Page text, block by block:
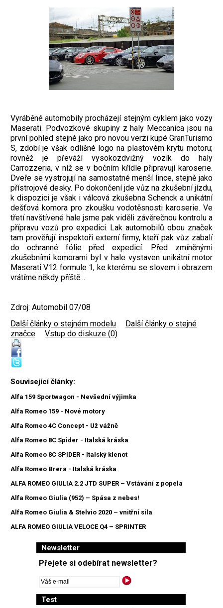
Vyráběné automobily procházejí stejným cyklem jako vozy
Maserati. Podvozkové skupiny z haly Meccanica jsou na
první pohled stejné jako pro novou verzi kupé GranTurismo
S, zdobí je však odlišné logo na plastovém krytu motoru;
rovněž je převáží vysokozdvižný vozík do haly
Carrozzeria, v níž se v bočním křídle připravují karoserie.
Dveře se vystrojují na samostatné menší lince, stejně jako
přístrojové desky. Po dokončení jde vůz na zkušební jízdu,
k dispozici je však i válcová zkušebna Schenck a unikátní
dešťová komora pro zkoušku vodotěsnosti karoserie. Ve
třetí navštívené hale jsme pak viděli závěrečnou kontrolu a
přípravu vozů pro expedici. Lak automobilů obou značek
tam prověřují inspektoři externí firmy, kteří pak vůz zabalí
do ochranné fólie před expedicí. Před zmíněnými
zkušebními komorami byl v hale vystaven unikátní motor
Maserati V12 formule 1, ke kterému se slovem i obrazem
vrátíme někdy příště…
Zdroj: Automobil 07/08
Další články o stejném modelu
Další články o stejné
značce
Vstup do diskuze (0)
Související články:
Alfa 159 Sportwagon - Nevšední výjimka
Alfa Romeo 159 - Nové motory
Alfa Romeo 4C Concept - Už vážně
Alfa Romeo 8C Spider - Italská kráska
Alfa Romeo 8C SPIDER - Italský klenot
Alfa Romeo Brera - Italská kráska
ALFA ROMEO GIULIA 2.2 JTD SUPER – Vstávání z popela
Alfa Romeo Giulia (952) – Spása z nebes!
Alfa Romeo Giulia & Stelvio 2020 – vnitřní síla
ALFA ROMEO GIULIA VELOCE Q4 – SPRINTER
Newsletter
Přejete si odebírat newsletter?
Test